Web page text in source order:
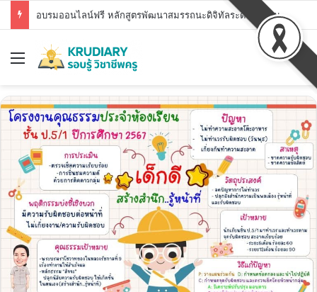
อบรมออนไลน์ฟรี หลักสูตรพัฒนาสมรรถนะดิจิทัลระดับพื้นฐาน สพฐ. DC1 – DC7 รับวุฒิบัตร สพฐ.
Menu